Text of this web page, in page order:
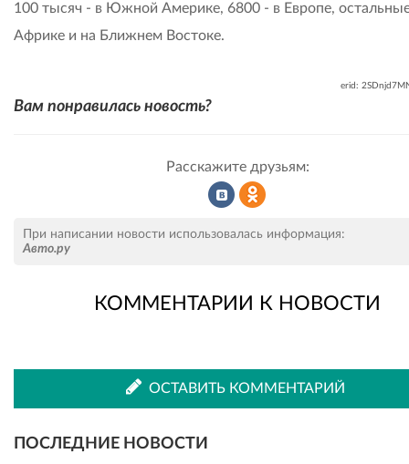
100 тысяч - в Южной Америке, 6800 - в Европе,
Африке и на Ближнем Востоке.
erid:
Вам понравилась новость?
Расскажите друзьям:
во
ВКонтакте
Одноклассниках
При написании новости использовалась информация:
Авто.ру
КОММЕНТАРИИ К НОВОСТИ
ОСТАВИТЬ КОММЕНТАРИЙ
ПОСЛЕДНИЕ НОВОСТИ